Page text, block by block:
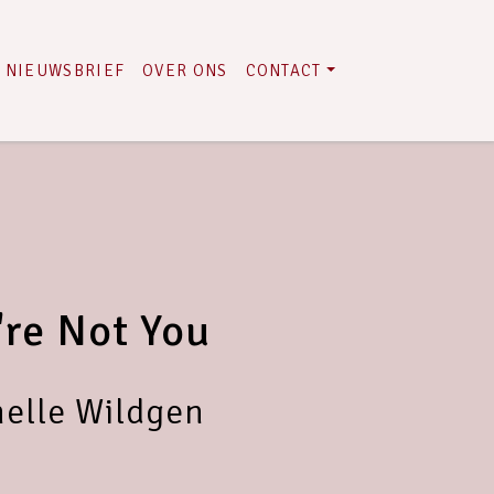
NIEUWSBRIEF OVER ONS CONTACT
Not You
Wildgen